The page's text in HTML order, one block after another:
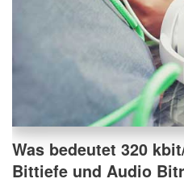
Was bedeutet 320
Bittiefe und Audio